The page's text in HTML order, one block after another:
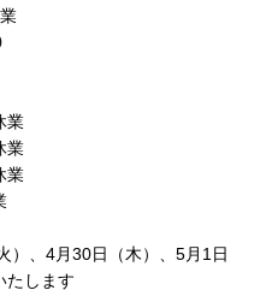
業
業
業
）、4月30日（木）、5月1日
たします